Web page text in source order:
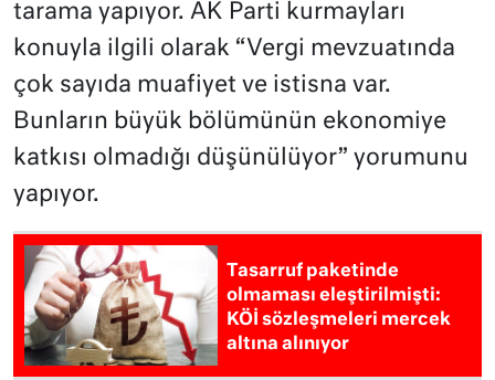
tarama yapıyor. AK Parti kurmayları
konuyla ilgili olarak “Vergi mevzuatında
çok sayıda muafiyet ve istisna var.
Bunların büyük bölümünün ekonomiye
katkısı olmadığı düşünülüyor” yorumunu
yapıyor.
Tasarruf paketinde
olmaması eleştirilmişti:
KÖİ sözleşmeleri mercek
altına alınıyor